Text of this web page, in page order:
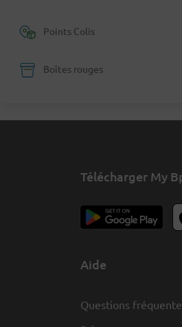
Points Colis
Boîtes rouges
Télécharger My
Aide
Questions